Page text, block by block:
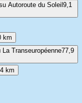
Autoroute du Soleil9,1
km
Transeuropéenne77,9
km